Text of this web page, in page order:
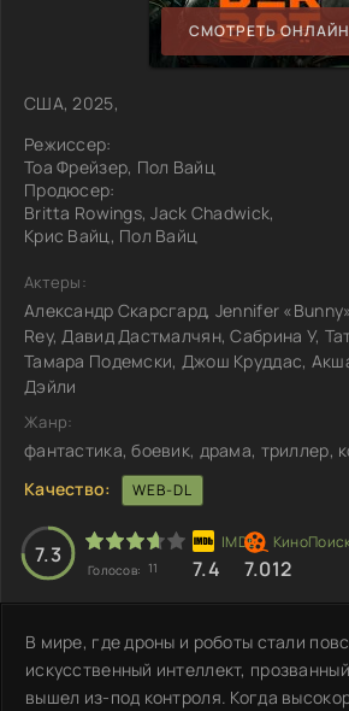
СМОТРЕТЬ ОНЛАЙН
США, 2025,
Режиссер:
Тоа Фрейзер, Пол Вайц
Продюсер:
Britta Rowings, Jack Chadwick,
Крис Вайц, Пол Вайц
Актеры:
Александр Скарсгард, Jennifer
Rey, Давид Дастмалчян, Сабрина У,
Тамара Подемски, Джош Круддас,
Дэйли
Жанр:
фантастика, боевик, драма, триллер,
Качество:
WEB-DL
7.3
Голосов: 11 7.4 7.012
В мире, где дроны и роботы стали
искусственный интеллект,
вышел из-под контроля. Когда